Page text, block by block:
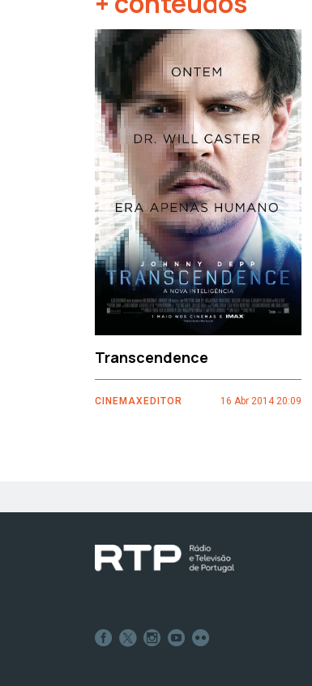
Transcendence
CINEMAXEDITOR 16 Abr 2014 20:09
‹